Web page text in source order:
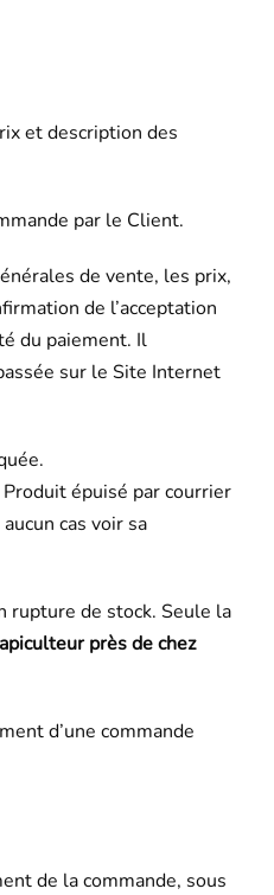
et description des
par le Client.
de vente, les prix,
de l’acceptation
du paiement. Il
sur le Site Internet
épuisé par courrier
cas voir sa
rupture de stock. Seule la
près de chez
d’une commande
de la commande, sous